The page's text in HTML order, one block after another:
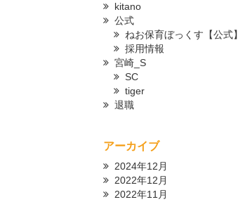
kitano
公式
ねお保育ぼっくす【公式】
採用情報
宮崎_S
SC
tiger
退職
アーカイブ
2024年12月
2022年12月
2022年11月